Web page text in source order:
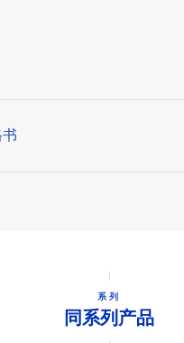
系列
同系列产品